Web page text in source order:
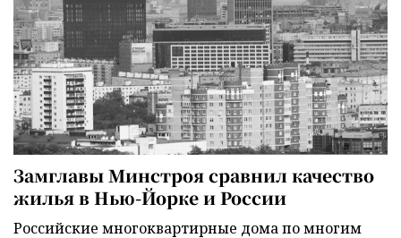
Замглавы Минстроя сравнил качество
жилья в Нью-Йорке и России
Российские многоквартирные дома по многим